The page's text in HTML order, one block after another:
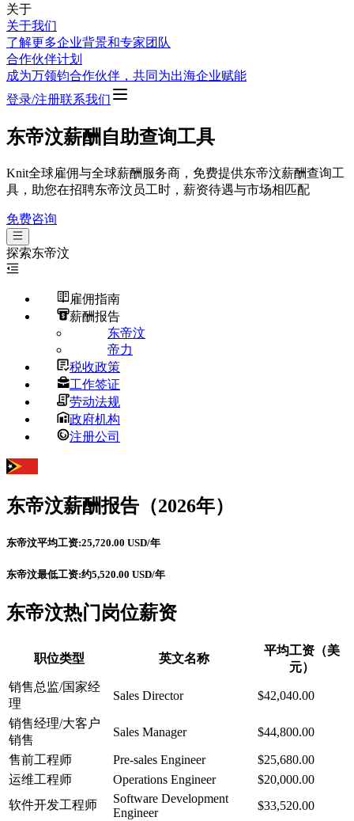
关于
关于我们
了解更多企业背景和专家团队
合作伙伴计划
成为万领钧合作伙伴，共同为出海企业赋能
登录/注册联系我们
东帝汶薪酬自助查询工具
Knit全球雇佣与全球薪酬服务商，免费提供东帝汶薪酬查询工
具，助您在招聘东帝汶员工时，薪资待遇与市场相匹配
免费咨询
探索东帝汶
雇佣指南
薪酬报告
东帝汶
帝力
税收政策
工作签证
劳动法规
政府机构
注册公司
东帝汶薪酬报告（2026年）
东帝汶平均工资:25,720.00 USD/年
东帝汶最低工资:约5,520.00 USD/年
东帝汶热门岗位薪资
职位类型 英文名称
平均工资（美
元）
销售总监/国家经
理
Sales Director $42,040.00
销售经理/大客户
销售
Sales Manager $44,800.00
售前工程师 Pre-sales Engineer
$25,680.00
运维工程师
Operations Engineer
$20,000.00
软件开发工程师
Software Development
Engineer
$33,520.00